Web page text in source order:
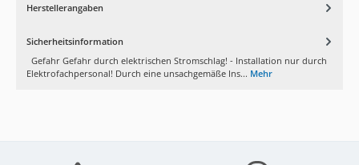
Herstellerangaben
Sicherheitsinformation
Gefahr Gefahr durch elektrischen Stromschlag! - Installation nur durch
Elektrofachpersonal! Durch eine unsachgemäße Ins... Mehr